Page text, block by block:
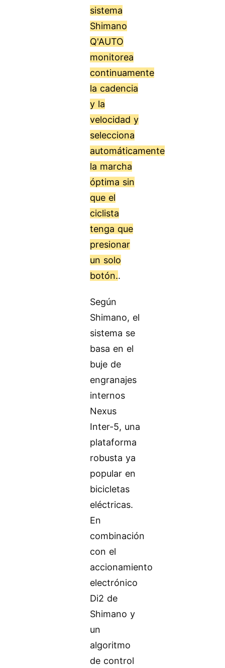
sistema
Shimano
Q'AUTO
monitorea
continuamente
la cadencia
y la
velocidad y
selecciona
automáticamente
la marcha
óptima sin
que el
ciclista
tenga que
presionar
un solo
botón..
Según
Shimano, el
sistema se
basa en el
buje de
engranajes
internos
Nexus
Inter-5, una
plataforma
robusta ya
popular en
bicicletas
eléctricas.
En
combinación
con el
accionamiento
electrónico
Di2 de
Shimano y
un
algoritmo
de control